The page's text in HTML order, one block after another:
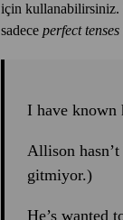
için kullanabilirsiniz.
sadece perfect tenses
I have known
Allison
gitmiyor.)
He’s wanted